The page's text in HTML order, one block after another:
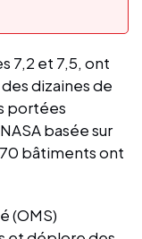
7,2 et 7,5, ont
dizaines de
portées
basée sur
bâtiments ont
(OMS)